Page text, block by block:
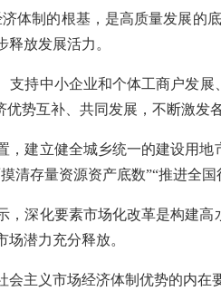
体制的根基，是高质量发展的
放发展活力。
支持中小企业和个体工商户发
势互补、共同发展，不断激发
，建立健全城乡统一的建设用
清存量资源资产底数”“推进全国
，深化要素市场化改革是构建
潜力充分释放。
主义市场经济体制优势的内在